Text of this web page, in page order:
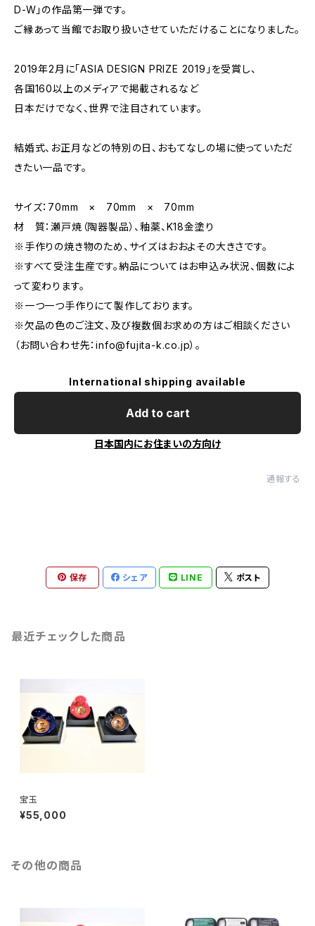
D-W」の作品第一弾です。
ご縁あって当館でお取り扱いさせていただけることになりました。
2019年2月に「ASIA DESIGN PRIZE 2019」を受賞し、
各国160以上のメディアで掲載されるなど
日本だけでなく、世界で注目されています。
結婚式、お正月などの特別の日、おもてなしの場に使っていただ
きたい一品です。
サイズ：70mm × 70mm × 70mm
材 質：瀬戸焼（陶器製品）、釉薬、K18金塗り
※手作りの焼き物のため、サイズはおおよその大きさです。
※すべて受注生産です。納品についてはお申込み状況、個数によ
って変わります。
※一つ一つ手作りにて製作しております。
※欠品の色のご注文、及び複数個お求めの方はご相談ください
（お問い合わせ先：info@fujita-k.co.jp）。
International shipping available
Add to cart
日本国内にお住まいの方向け
通報する
保存 シェア LINE ポスト
最近チェックした商品
宝玉
¥55,000
その他の商品